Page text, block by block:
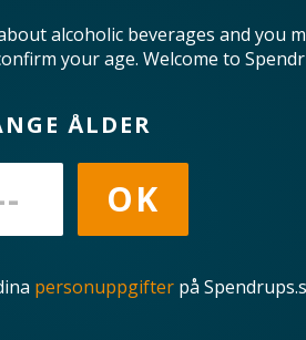
alcoholic beverages and you
your age. Welcome to
ÅLDER
personuppgifter på